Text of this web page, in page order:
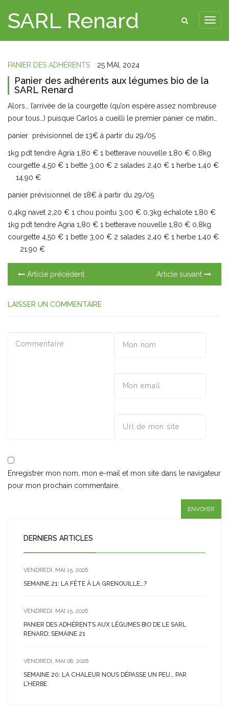
SARL Renard
PANIER DES ADHÉRENTS 25 MAI, 2024
Panier des adhérents aux légumes bio de la
SARL Renard
Alors… l’arrivée de la courgette (qu’on espère assez nombreuse
pour tous…) puisque Carlos a cueilli le premier panier ce matin…
panier prévisionnel de 13€ à partir du 29/05
1kg pdt tendre Agria 1,80 € 1 betterave nouvelle 1,80 € 0,8kg
courgette 4,50 € 1 bette 3,00 € 2 salades 2,40 € 1 herbe 1,40 €
14,90 €
panier prévisionnel de 18€ à partir du 29/05
0,4kg navet 2,20 € 1 chou pointu 3,00 € 0,3kg échalote 1,80 €
1kg pdt tendre Agria 1,80 € 1 betterave nouvelle 1,80 € 0,8kg
courgette 4,50 € 1 bette 3,00 € 2 salades 2,40 € 1 herbe 1,40 €
21,90 €
Article précédent Article suivant
LAISSER UN COMMENTAIRE
Enregistrer mon nom, mon e-mail et mon site dans le navigateur
pour mon prochain commentaire.
DERNIERS ARTICLES
VENDREDI, MAI 15, 2026
SEMAINE 21: LA FÊTE À LA GRENOUILLE…?
VENDREDI, MAI 15, 2026
PANIER DES ADHÉRENTS AUX LÉGUMES BIO DE LE SARL
RENARD: SEMAINE 21
VENDREDI, MAI 08, 2026
SEMAINE 20: LA CHALEUR NOUS DÉPASSE UN PEU… PAR
L’HERBE